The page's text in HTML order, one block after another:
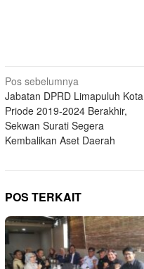
Navigasi
pos
Pos sebelumnya
Jabatan DPRD Limapuluh Kota
Priode 2019-2024 Berakhir,
Sekwan Surati Segera
Kembalikan Aset Daerah
POS TERKAIT